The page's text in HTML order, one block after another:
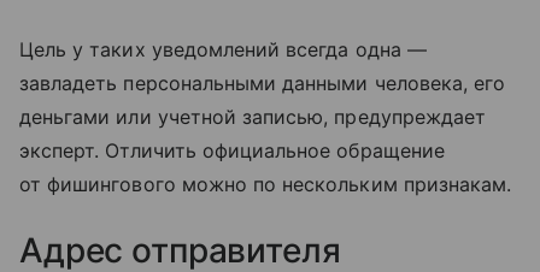
Цель у таких уведомлений всегда одна —
завладеть персональными данными человека, его
деньгами или учетной записью, предупреждает
эксперт. Отличить официальное обращение
от фишингового можно по нескольким признакам.
Адрес отправителя